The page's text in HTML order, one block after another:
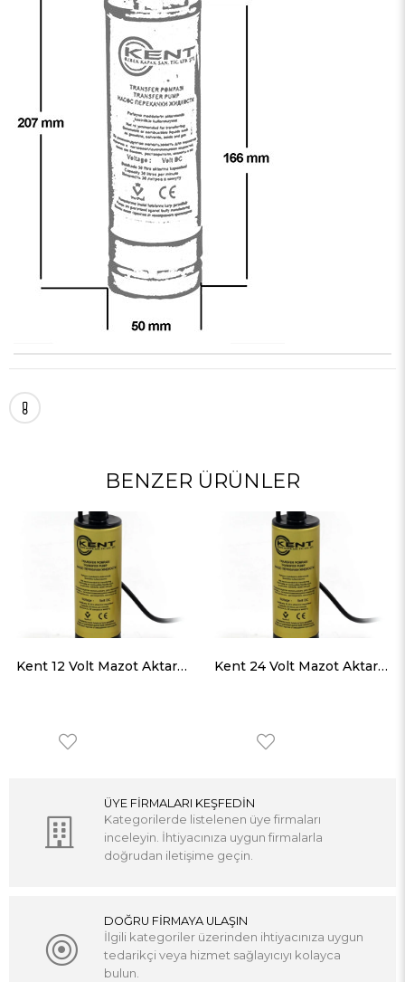
BENZER ÜRÜNLER
Kent 12 Volt Mazot Aktarma Pompası, Dc Sintine Pompası 42 mm Dış Çap Kent 24 Volt Mazot Aktarma Pompası, Sintine Pompası 42 mm Dış Çap
ÜYE FİRMALARI KEŞFEDİN
Kategorilerde listelenen üye firmaları
inceleyin. İhtiyacınıza uygun firmalarla
doğrudan iletişime geçin.
DOĞRU FİRMAYA ULAŞIN
İlgili kategoriler üzerinden ihtiyacınıza uygun
tedarikçi veya hizmet sağlayıcıyı kolayca
bulun.